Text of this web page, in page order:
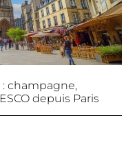
: champagne,
depuis Paris